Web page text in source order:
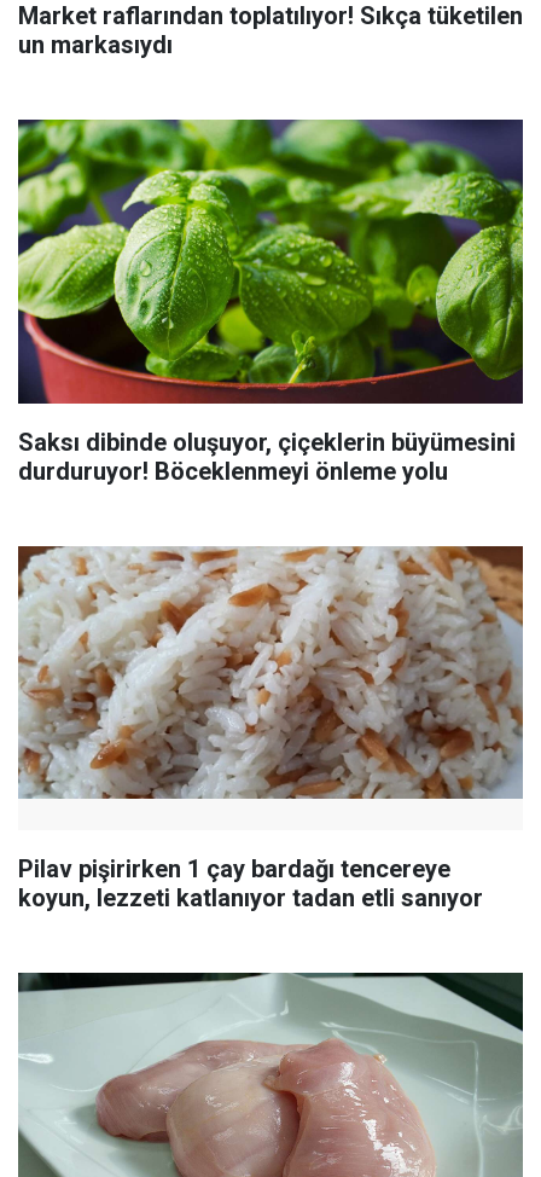
Market raflarından toplatılıyor! Sıkça tüketilen
un markasıydı
Saksı dibinde oluşuyor, çiçeklerin büyümesini
durduruyor! Böceklenmeyi önleme yolu
Pilav pişirirken 1 çay bardağı tencereye
koyun, lezzeti katlanıyor tadan etli sanıyor